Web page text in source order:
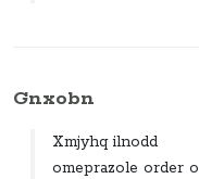
Gnxobn
Xmjyhq ilnodd
omeprazole order